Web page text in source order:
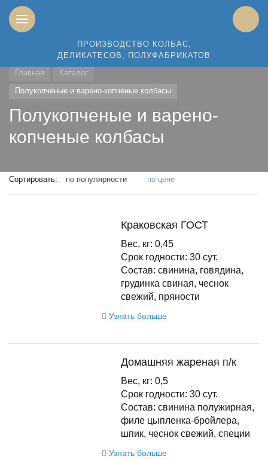
ПРОИЗВОДСТВО КОЛБАС,
ДЕЛИКАТЕСОВ, ПОЛУФАБРИКАТОВ
Главная
Каталог
Полукопченые и варено-копченые колбасы
Полукопченые и варено-
копченые колбасы
Сортировать: по популярности по цене
Краковская ГОСТ
Вес, кг: 0,45
Срок годности: 30 сут.
Состав: свинина, говядина,
грудинка свиная, чеснок
свежий, пряности
Узнать больше
Домашняя жареная п/к
Вес, кг: 0,5
Срок годности: 30 сут.
Состав: свинина полужирная,
филе цыпленка-бройлера,
шпик, чеснок свежий, специи
Узнать больше